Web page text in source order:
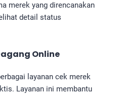
merek yang direncanakan
detail status
Online
layanan cek merek
Layanan ini membantu